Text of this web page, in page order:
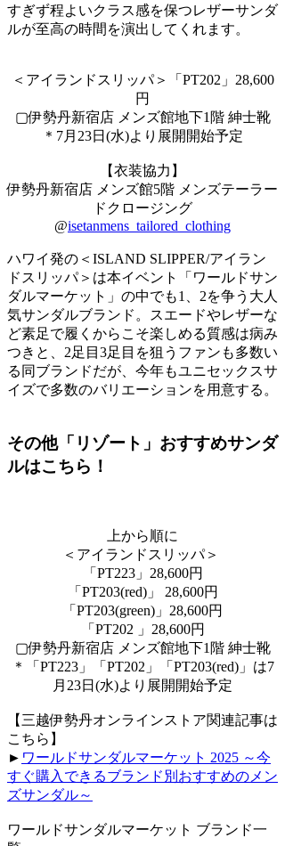
すぎず程よいクラス感を保つレザーサンダ
ルが至高の時間を演出してくれます。
＜アイランドスリッパ＞「PT202」28,600
円
▢伊勢丹新宿店 メンズ館地下1階 紳士靴
＊7月23日(水)より展開開始予定
【衣装協力】
伊勢丹新宿店 メンズ館5階 メンズテーラー
ドクロージング
@isetanmens_tailored_clothing
ハワイ発の＜ISLAND SLIPPER/アイラン
ドスリッパ＞は本イベント「ワールドサン
ダルマーケット」の中でも1、2を争う大人
気サンダルブランド。スエードやレザーな
ど素足で履くからこそ楽しめる質感は病み
つきと、2足目3足目を狙うファンも多数い
る同ブランドだが、今年もユニセックスサ
イズで多数のバリエーションを用意する。
その他「リゾート」おすすめサンダ
ルはこちら！
上から順に
＜アイランドスリッパ＞
「PT223」28,600円
「PT203(red)」 28,600円
「PT203(green)」28,600円
「PT202 」28,600円
▢伊勢丹新宿店 メンズ館地下1階 紳士靴
＊「PT223」「PT202」「PT203(red)」は7
月23日(水)より展開開始予定
【三越伊勢丹オンラインストア関連記事は
こちら】
► ワールドサンダルマーケット 2025 ～今
すぐ購入できるブランド別おすすめのメン
ズサンダル～
ワールドサンダルマーケット ブランド一